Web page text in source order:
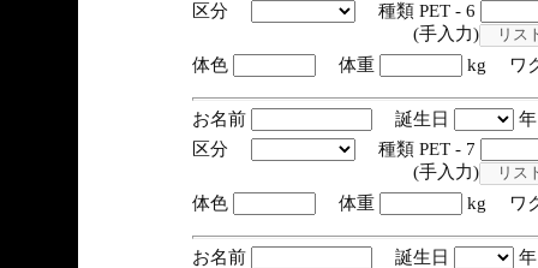
区分
種類 PET - 6
(手入力)
体色
体重 kg ワ
お名前 誕生日
区分
種類 PET - 7
(手入力)
体色
体重 kg ワ
お名前 誕生日